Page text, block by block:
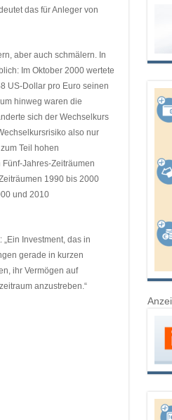
das für Anleger von
aber auch schmälern. In
Im Oktober 2000 wertete
US-Dollar pro Euro seinen
hinweg waren die
sich der Wechselkurs
also nur
Teil hohen
Jahres-Zeiträumen
1990 bis 2000
und 2010
Investment, das in
gerade in kurzen
ihr Vermögen auf
anzustreben.“